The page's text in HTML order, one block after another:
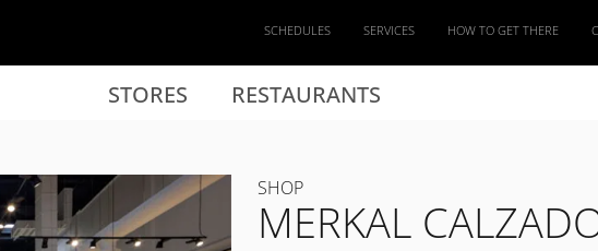
STORES RESTAURANTS
SCHEDULES SERVICES HOW TO GET THERE
SHOP
MERKAL